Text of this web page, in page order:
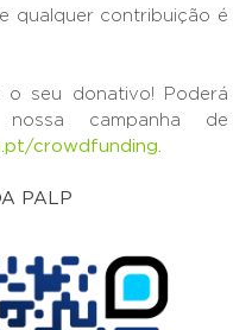
qualquer contribuição é
seu donativo! Poderá
campanha de
crowdfunding.
PALP